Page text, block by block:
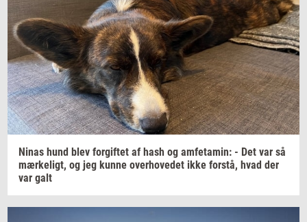
Ninas hund blev for­gif­tet af hash og am­fe­ta­min: - Det var så
mær­ke­ligt, og jeg kunne over­ho­ve­det ikke for­stå, hvad der
var galt